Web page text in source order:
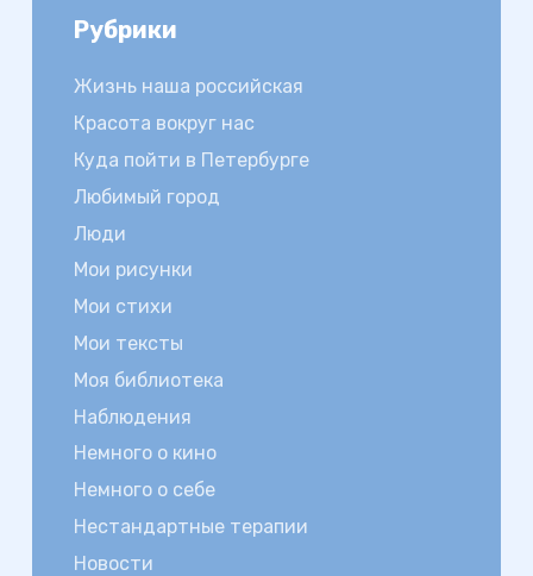
Рубрики
Жизнь наша российская
Красота вокруг нас
Куда пойти в Петербурге
Любимый город
Люди
Мои рисунки
Мои стихи
Мои тексты
Моя библиотека
Наблюдения
Немного о кино
Немного о себе
Нестандартные терапии
Новости